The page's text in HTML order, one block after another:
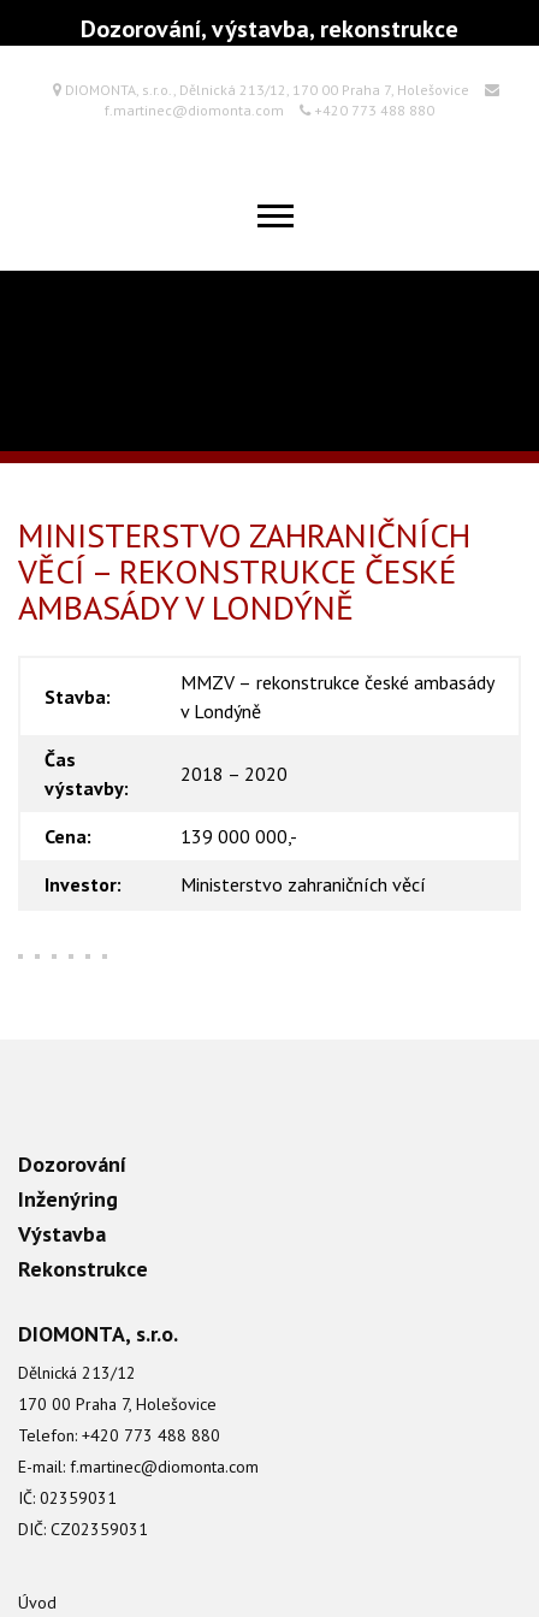
Dozorování, výstavba, rekonstrukce
DIOMONTA, s.r.o., Dělnická 213/12, 170 00 Praha 7, Holešovice
f.martinec@diomonta.com
+420 773 488 880
MINISTERSTVO ZAHRANIČNÍCH
VĚCÍ – REKONSTRUKCE ČESKÉ
AMBASÁDY V LONDÝNĚ
Stavba:
MMZV – rekonstrukce české ambasády
v Londýně
Čas
výstavby:
2018 – 2020
Cena:
139 000 000,-
Investor:
Ministerstvo zahraničních věcí
Dozorování
Inženýring
Výstavba
Rekonstrukce
DIOMONTA, s.r.o.
Dělnická 213/12
170 00 Praha 7, Holešovice
Telefon: +420 773 488 880
E-mail: f.martinec@diomonta.com
IČ: 02359031
DIČ: CZ02359031
Úvod